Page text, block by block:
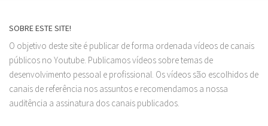
SOBRE ESTE SITE!
O objetivo deste site é publicar de forma ordenada vídeos de canais
públicos no Youtube. Publicamos vídeos sobre temas de
desenvolvimento pessoal e profissional. Os vídeos são escolhidos de
canais de referência nos assuntos e recomendamos a nossa
auditência a assinatura dos canais publicados.